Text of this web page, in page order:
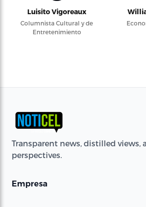
Luisito Vigoreaux
Columnista Cultural y de
Entretenimiento
Transparent news, distilled views,
perspectives.
Empresa